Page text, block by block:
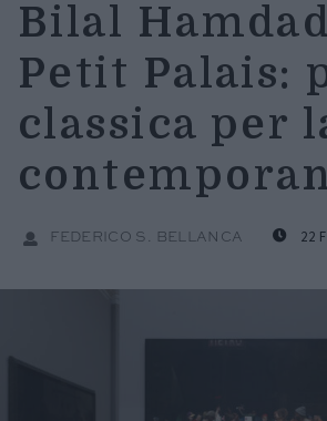
Bilal
Petit Palais:
classica per
FEDERICO S. BELLANCA 22